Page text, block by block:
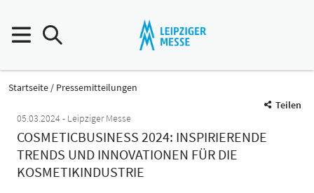
Startseite
Pressemitteilungen
Teilen
05.03.2024
Leipziger Messe
COSMETICBUSINESS 2024: INSPIRIERENDE
TRENDS UND INNOVATIONEN FÜR DIE
KOSMETIKINDUSTRIE